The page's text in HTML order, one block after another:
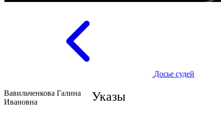
Досье судей
Вавильченкова Галина
Ивановна
Указы